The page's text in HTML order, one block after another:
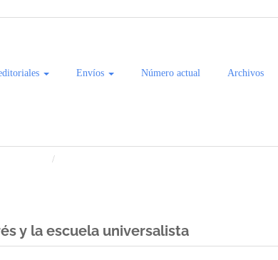
Envíos Número actual Archivos
y la escuela universalista